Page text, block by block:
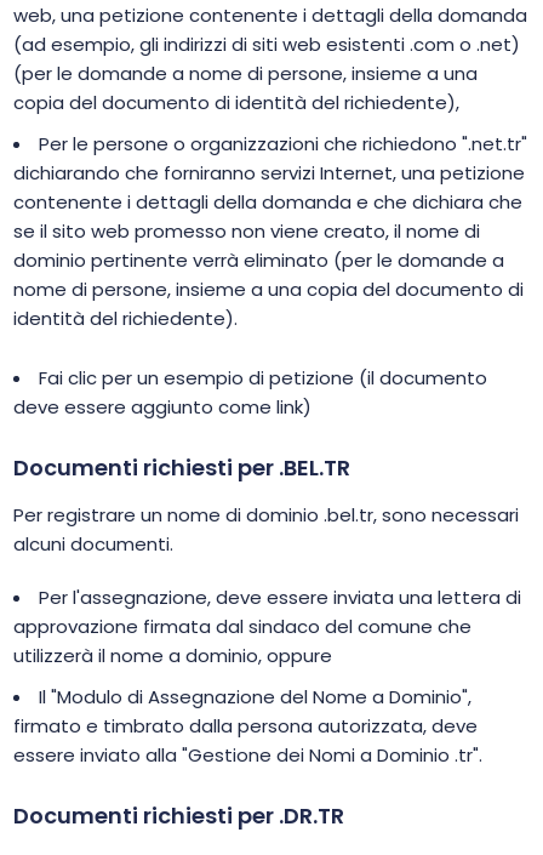
web, una petizione contenente i dettagli della domanda
(ad esempio, gli indirizzi di siti web esistenti .com o .net)
(per le domande a nome di persone, insieme a una
copia del documento di identità del richiedente),
Per le persone o organizzazioni che richiedono ".net.tr"
dichiarando che forniranno servizi Internet, una petizione
contenente i dettagli della domanda e che dichiara che
se il sito web promesso non viene creato, il nome di
dominio pertinente verrà eliminato (per le domande a
nome di persone, insieme a una copia del documento di
identità del richiedente).
Fai clic per un esempio di petizione (il documento
deve essere aggiunto come link)
Documenti richiesti per .BEL.TR
Per registrare un nome di dominio .bel.tr, sono necessari
alcuni documenti.
Per l'assegnazione, deve essere inviata una lettera di
approvazione firmata dal sindaco del comune che
utilizzerà il nome a dominio, oppure
Il "Modulo di Assegnazione del Nome a Dominio",
firmato e timbrato dalla persona autorizzata, deve
essere inviato alla "Gestione dei Nomi a Dominio .tr".
Documenti richiesti per .DR.TR